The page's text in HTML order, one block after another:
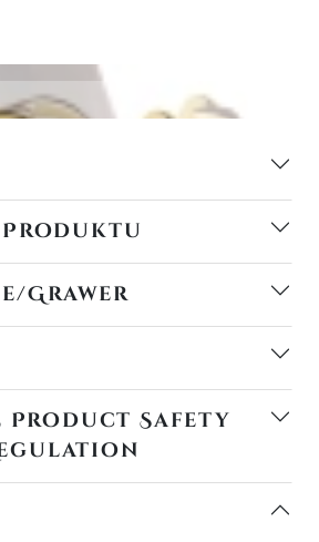
Produktu
Grawer
Product Safety